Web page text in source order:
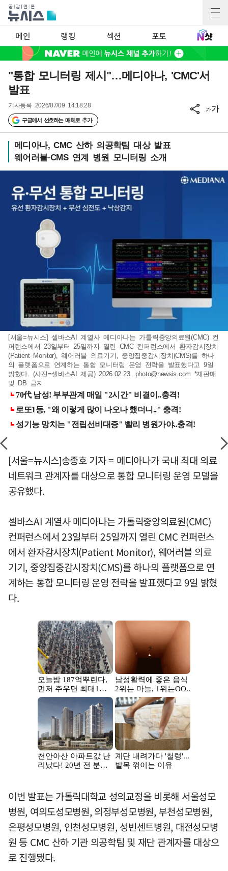
메인 랭킹 섹션 포토
"통합 모니터링 제시"…메디아나, 'CMC'서
발표
기사등록 2026/07/09 14:18:28
구글에서 선호하는 매체로 추가
가가
메디아나, CMC 산하 의공학팀 대상 발표
웨어러블·CMS 연계 병원 모니터링 소개
[서울=뉴시스] 셀바스AI 계열사 메디아나는 가톨릭중앙의료원(CMC) 컨
퍼런스에서 23일부터 25일까지 열린 CMC 컨퍼런스에서 환자감시장치
(Patient Monitor), 웨어러블 의료기기, 중앙집중감시장치(CMS)를 하나
의 플랫폼으로 연계하는 통합 모니터링 운영 전략을 발표했다고 9일
밝혔다. (사진=셀바스AI 제공) 2026.02.23. photo@newsis.com *재판매
및 DB 금지
[서울=뉴시스]송종호 기자 = 메디아나가 국내 최대 의료
네트워크 관계자를 대상으로 통합 모니터링 운영 모델을
공유했다.
셀바스AI 계열사 메디아나는 가톨릭중앙의료원(CMC)
컨퍼런스에서 23일부터 25일까지 열린 CMC 컨퍼런스
에서 환자감시장치(Patient Monitor), 웨어러블 의료
기기, 중앙집중감시장치(CMS)를 하나의 플랫폼으로 연
계하는 통합 모니터링 운영 전략을 발표했다고 9일 밝혔
다.
이번 발표는 가톨릭대학교 성의교정을 비롯해 서울성모
병원, 여의도성모병원, 의정부성모병원, 부천성모병원,
은평성모병원, 인천성모병원, 성빈센트병원, 대전성모병
원 등 CMC 산하 기관 의공학팀 및 재단 관계자를 대상으
로 진행됐다.